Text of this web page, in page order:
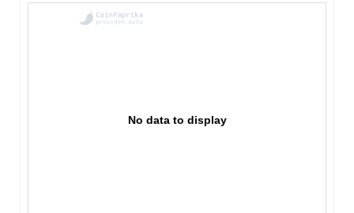
No data to display